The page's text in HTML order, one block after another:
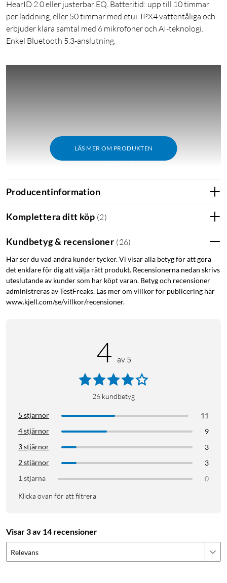
HearID 2.0 eller justerbar EQ. Batteritid: upp till 10 timmar
per laddning, eller 50 timmar med etui. IPX4 vattentåliga och
erbjuder klara samtal med 6 mikrofoner och AI-teknologi.
Enkel Bluetooth 5.3-anslutning.
LÄS MER OM PRODUKTEN
Reducerar ljud med upp till 98.5 %
Liberty 4 NC brusreducering öronproppar har en högkänslig
innovativt ljudisoleringshus som blockerar upp till 98,5% av
ljudet. Adaptive ANC 2.0 gör realtidsberäkningar och justerar
sig till dina öronkanaler och den externa miljön för maximal
tystnad bland bruset.
LDAC-teknologi som överför 3× mer data än vanlig Bluetooth
Forma din ljudprofil
hitta den perfekta ljudprofilen för dig. Om du vill ändra på det,
är EQ:n helt justerbar eller välj bland 22 förinställda profiler
för att matcha ditt ljud.
Långvarig batteritid
I normalt läge, njut av 10 timmars uppspelning på en enda
laddning eller upp till 50 timmar med etuiet. Med ANC på får
Designad för enkla anslutningar
Liberty 4 NC möjliggör snabb, enkel Bluetooth-parning med
Producentinformation
Komplettera ditt köp (2)
Kundbetyg & recensioner (26)
Här ser du vad andra kunder tycker. Vi visar alla betyg för att göra
det enklare för dig att välja rätt produkt. Recensionerna nedan skrivs
uteslutande av kunder som har köpt varan. Betyg och recensioner
administreras av TestFreaks. Läs mer om villkor för publicering här
www.kjell.com/se/villkor/recensioner.
4 av 5
26 kundbetyg
5 stjärnor
11
4 stjärnor
9
3 stjärnor
3
2 stjärnor
3
1 stjärna
0
Klicka ovan för att filtrera
Visar 3 av 14 recensioner
Relevans